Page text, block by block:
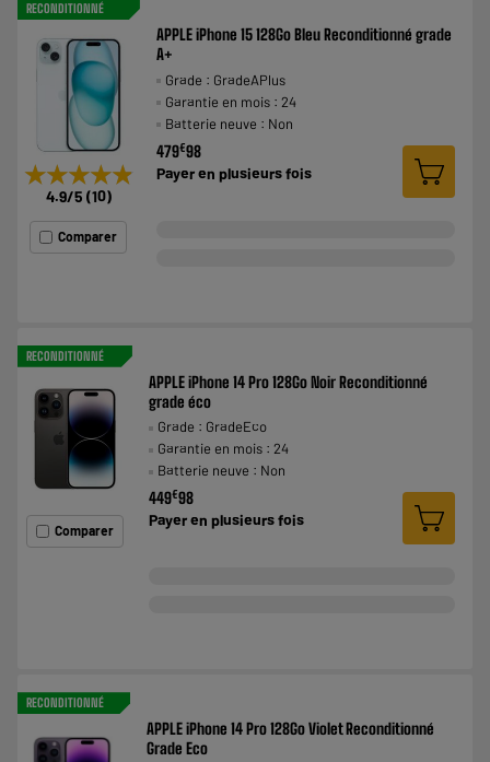
RECONDITIONNÉ
★★★★★
★★★★★
4.9/5 (10)
Comparer
APPLE iPhone 15 128Go Bleu Reconditionné grade
A+
Grade : GradeAPlus
Garantie en mois : 24
Batterie neuve : Non
479€98
Payer en plusieurs fois
RECONDITIONNÉ
Comparer
APPLE iPhone 14 Pro 128Go Noir Reconditionné
grade éco
Grade : GradeEco
Garantie en mois : 24
Batterie neuve : Non
449€98
Payer en plusieurs fois
RECONDITIONNÉ
APPLE iPhone 14 Pro 128Go Violet Reconditionné
Grade Eco